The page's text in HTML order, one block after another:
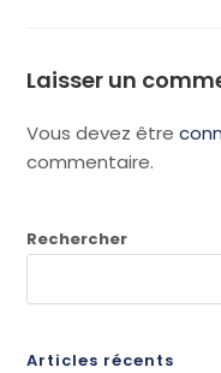
Laisser un
Vous devez être
commentaire.
Rechercher
Articles récents